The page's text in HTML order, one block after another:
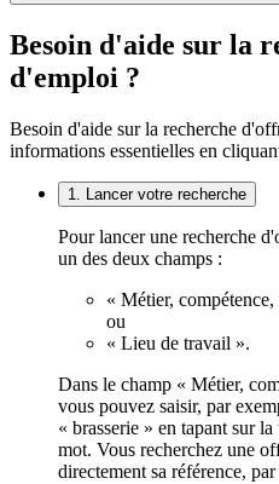
Besoin d'aide sur la
d'emploi ?
Besoin d'aide sur la recherche
informations essentielles en
1. Lancer votre recherche
Pour lancer une recherche
un des deux champs :
« Métier,
ou
« Lieu de travail ».
Dans le champ « Métier,
vous pouvez saisir, par
« brasserie » en tapant sur
mot. Vous recherchez une
directement sa référence,